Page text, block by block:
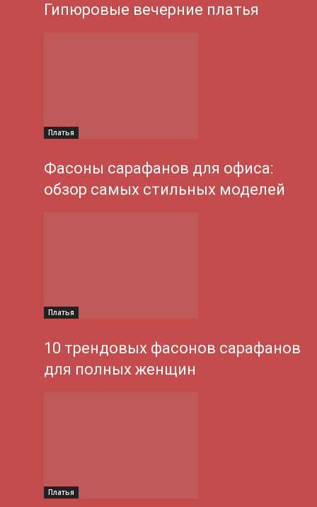
Гипюровые вечерние платья
Платья
Фасоны сарафанов для офиса:
обзор самых стильных моделей
Платья
10 трендовых фасонов сарафанов
для полных женщин
Платья